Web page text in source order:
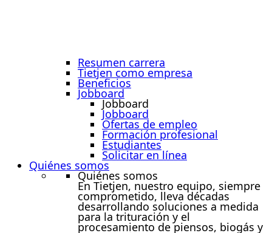
Resumen carrera
Tietjen como empresa
Beneficios
Jobboard
Jobboard
Jobboard
Ofertas de empleo
Formación profesional
Estudiantes
Solicitar en línea
Quiénes somos
Quiénes somos
En Tietjen, nuestro equipo, siempre
comprometido, lleva décadas
desarrollando soluciones a medida
para la trituración y el
procesamiento de piensos, biogás y